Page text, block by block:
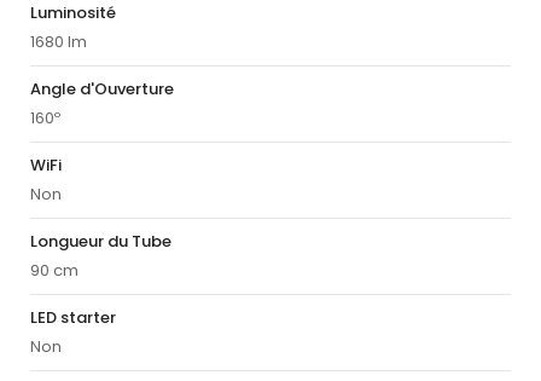
Luminosité
1680 lm
Angle d'Ouverture
160º
WiFi
Non
Longueur du Tube
90 cm
LED starter
Non